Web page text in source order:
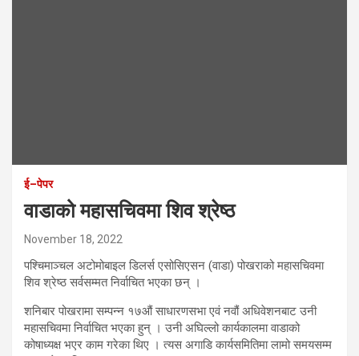
ई–पेपर
वाडाको महासचिवमा शिव श्रेष्ठ
November 18, 2022
पश्चिमाञ्चल अटोमोबाइल डिलर्स एसोसिएसन (वाडा) पोखराको महासचिवमा
शिव श्रेष्ठ सर्वसम्मत निर्वाचित भएका छन् ।
शनिबार पोखरामा सम्पन्न १७औं साधारणसभा एवं नवौं अधिवेशनबाट उनी
महासचिवमा निर्वाचित भएका हुन् । उनी अघिल्लो कार्यकालमा वाडाको
कोषाध्यक्ष भएर काम गरेका थिए । त्यस अगाडि कार्यसमितिमा लामो समयसम्म